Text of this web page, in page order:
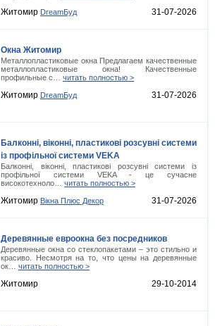
Житомир DreamБуд 31-07-2026
Окна Житомир
Металлопластиковые окна Предлагаем качественные
металлопластиковые окна! Качественные
профильные с… читать полностью >
Житомир DreamБуд 31-07-2026
Балконні, віконні, пластикові розсувні системи
із профільної системи VEKA
Балконні, віконні, пластикові розсувні системи із
профільної системи VEKA - це сучасне
високотехноло… читать полностью >
Житомир Вікна Плюс Декор 31-07-2026
Деревянные евроокна без посредников
Деревянные окна со стеклопакетами – это стильно и
красиво. Несмотря на то, что цены на деревянные
ок… читать полностью >
Житомир 29-10-2014